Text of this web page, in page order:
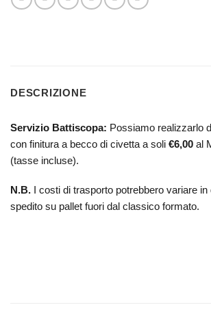
DESCRIZIONE
Servizio Battiscopa: Possiamo realizzarlo
con finitura a becco di civetta a soli €6,00 al
(tasse incluse).
N.B. I costi di trasporto potrebbero variare in
spedito su pallet fuori dal classico formato.